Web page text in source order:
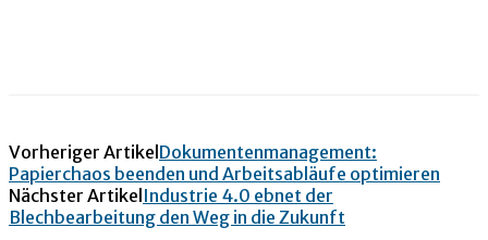
Vorheriger Artikel Dokumentenmanagement:
Papierchaos beenden und Arbeitsabläufe optimieren
Nächster Artikel Industrie 4.0 ebnet der
Blechbearbeitung den Weg in die Zukunft